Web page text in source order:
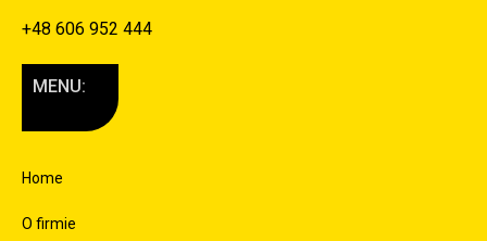
+48 606 952 444
MENU:
Home
O firmie